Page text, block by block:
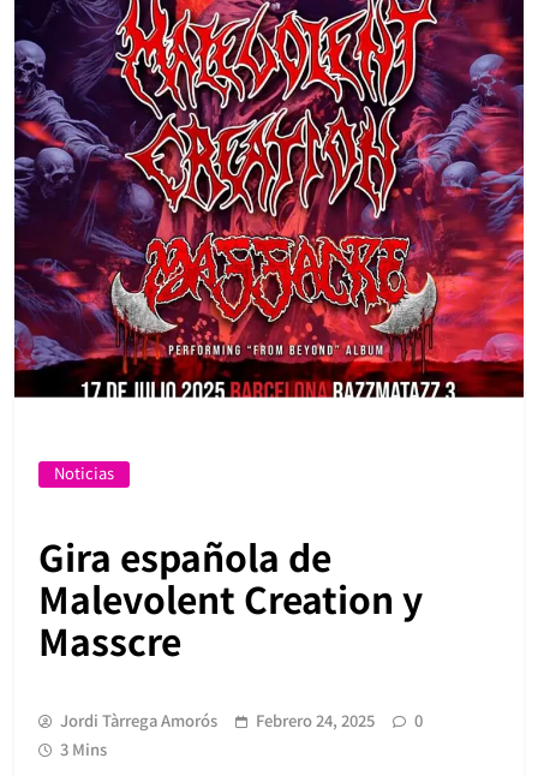
Noticias
Gira española de
Malevolent Creation y
Masscre
Jordi Tàrrega Amorós Febrero 24, 2025
0
3 Mins